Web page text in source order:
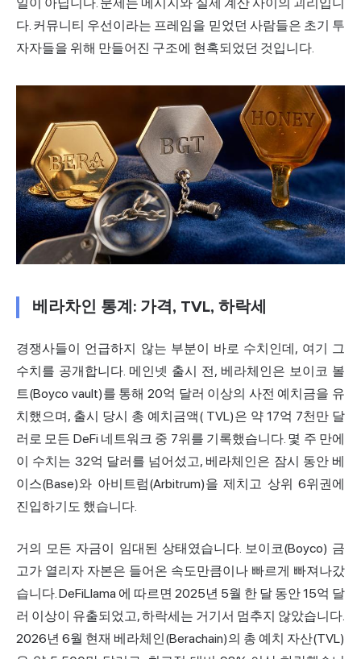
다. 커뮤니티 우선이라는 프레임을 믿었던 사람들은 초기 투
자자들을 위해 만들어진 구조에 현혹되었던 것입니다.
베라차인 통계: 가격, TVL, 하락세
경쟁사들이 언급하지 않는 부분이 바로 수치인데, 여기 그
수치를 공개합니다. 메인넷 출시 전, 베라체인은 보이코 볼
트(Boyco vault)를 통해 20억 달러 이상의 사전 예치금을 유
치했으며, 출시 당시 총 예치금액( TVL)은 약 17억 7천만 달
러로 모든 DeFi 네트워크 중 7위를 기록했습니다. 몇 주 만에
이 수치는 32억 달러를 넘어섰고, 베라체인은 잠시 동안 베
이스(Base)와 아비트럼(Arbitrum)을 제치고 상위 6위권에
진입하기도 했습니다.
거의 모든 자금이 임대된 상태였습니다. 보이코(Boyco) 금
고가 열리자 자본은 들어온 속도만큼이나 빠르게 빠져나갔
습니다.DeFiLlama 에 따르면 2025년 5월 한 달 동안 15억 달
러 이상이 유출되었고, 하락세는 거기서 멈추지 않았습니다.
2026년 6월 현재 베라체인(Berachain)의 총 예치 자산(TVL)